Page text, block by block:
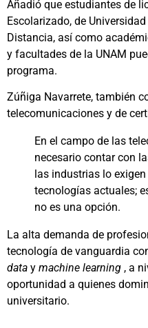
Añadió que estudiantes de
Escolarizado, de
Distancia, así como
y facultades de la UNAM
programa.
Zúñiga Navarrete, también
telecomunicaciones y de
En el campo de las
necesario contar con
las industrias lo
tecnologías actuales;
no es una opción.
La alta demanda de
tecnología de vanguardia
data y machine learning , a
oportunidad a quienes
universitario.